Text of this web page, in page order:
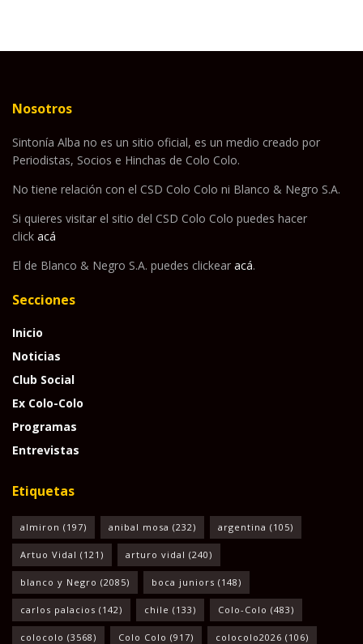
Nosotros
Sintonía Alba no es un sitio oficial, es un medio creado por
Periodistas, Socios e Hinchas de Colo Colo.
No tiene relación con el CSD Colo Colo ni Blanco & Negro S.A.
Si quieres visitar el sitio del CSD Colo Colo puedes hacer
click acá
El de Blanco & Negro S.A. puedes clickear acá.
Secciones
Inicio
Noticias
Club Social
Ex Colo-Colo
Programas
Entrevistas
Etiquetas
almiron (197) anibal mosa (232) argentina (105)
Artuo Vidal (121) arturo vidal (240)
blanco y Negro (2085) boca juniors (148)
carlos palacios (142) chile (133) Colo-Colo (483)
colocolo (3568) Colo Colo (917) colocolo2026 (106)